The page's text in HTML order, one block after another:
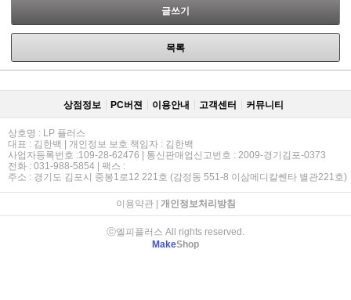
글쓰기
목록
상점정보 PC버젼 이용안내 고객센터 커뮤니티
상호명 : LP 플러스
대표 : 김한백 | 개인정보 보호 책임자 : 김한백
사업자등록번호 :109-28-62476 | 통신판매업신고번호 : 2009-경기김포-0373
전화 : 031-988-5854 | 팩스 :
주소 : 경기도 김포시 중봉1로12 221호 (감정동 551-8 이삼메디칼쎈타 별관221호)
이용약관| 개인정보처리방침
ⓒ엘피플러스 All rights reserved.
MakeShop